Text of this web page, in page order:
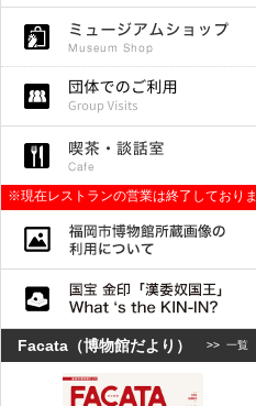
※現在レストランの営業は終了しておりま
Facata（博物館だより） >> 一覧